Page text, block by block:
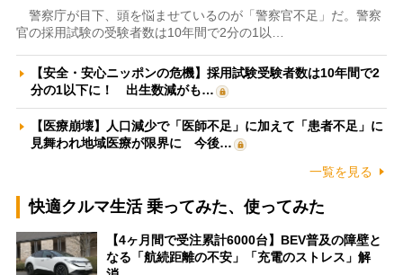
警察庁が目下、頭を悩ませているのが「警察官不足」だ。警察
官の採用試験の受験者数は10年間で2分の1以…
【安全・安心ニッポンの危機】採用試験受験者数は10年間で2
分の1以下に！ 出生数減がも…
【医療崩壊】人口減少で「医師不足」に加えて「患者不足」に
見舞われ地域医療が限界に 今後…
一覧を見る
快適クルマ生活 乗ってみた、使ってみた
【4ヶ月間で受注累計6000台】BEV普及の障壁と
なる「航続距離の不安」「充電のストレス」解